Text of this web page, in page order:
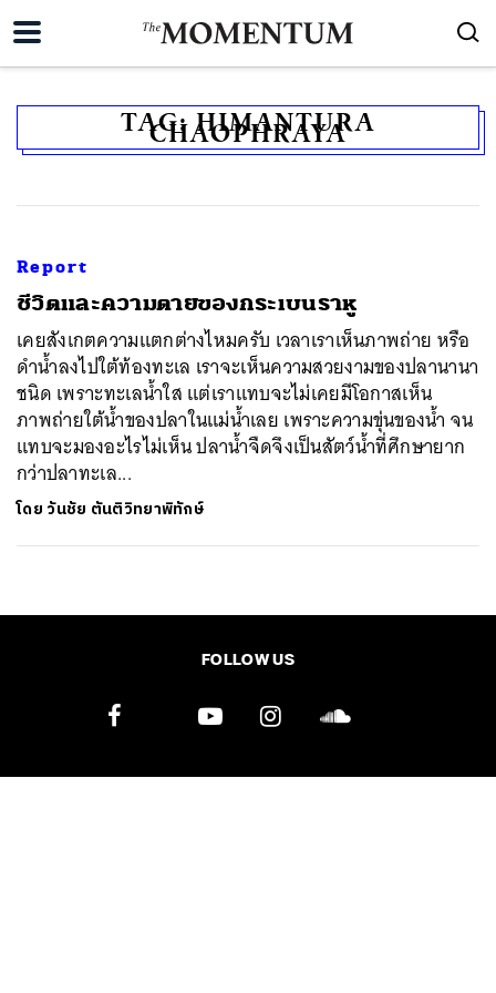
TAG: HIMANTURA
CHAOPHRAYA
Report
ชีวิตและความตายของกระเบนราหู
เคยสังเกตความแตกต่างไหมครับ เวลาเราเห็นภาพถ่าย หรือ
ดำน้ำลงไปใต้ท้องทะเล เราจะเห็นความสวยงามของปลานานา
ชนิด เพราะทะเลน้ำใส แต่เราแทบจะไม่เคยมีโอกาสเห็น
ภาพถ่ายใต้น้ำของปลาในแม่น้ำเลย เพราะความขุ่นของน้ำ จน
แทบจะมองอะไรไม่เห็น ปลาน้ำจืดจึงเป็นสัตว์น้ำที่ศึกษายาก
กว่าปลาทะเล...
โดยวันชัย ตันติวิทยาพิทักษ์
FOLLOW US